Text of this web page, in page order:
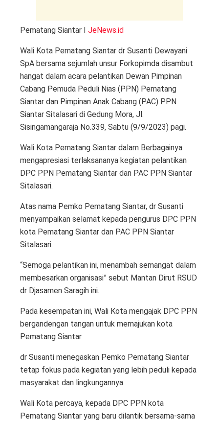
Pematang Siantar I JeNews.id
Wali Kota Pematang Siantar dr Susanti Dewayani
SpA bersama sejumlah unsur Forkopimda disambut
hangat dalam acara pelantikan Dewan Pimpinan
Cabang Pemuda Peduli Nias (PPN) Pematang
Siantar dan Pimpinan Anak Cabang (PAC) PPN
Siantar Sitalasari di Gedung Mora, Jl.
Sisingamangaraja No.339, Sabtu (9/9/2023) pagi.
Wali Kota Pematang Siantar dalam Berbagainya
mengapresiasi terlaksananya kegiatan pelantikan
DPC PPN Pematang Siantar dan PAC PPN Siantar
Sitalasari.
Atas nama Pemko Pematang Siantar, dr Susanti
menyampaikan selamat kepada pengurus DPC PPN
kota Pematang Siantar dan PAC PPN Siantar
Sitalasari.
“Semoga pelantikan ini, menambah semangat dalam
membesarkan organisasi” sebut Mantan Dirut RSUD
dr Djasamen Saragih ini.
Pada kesempatan ini, Wali Kota mengajak DPC PPN
bergandengan tangan untuk memajukan kota
Pematang Siantar
dr Susanti menegaskan Pemko Pematang Siantar
tetap fokus pada kegiatan yang lebih peduli kepada
masyarakat dan lingkungannya.
Wali Kota percaya, kepada DPC PPN kota
Pematang Siantar yang baru dilantik bersama-sama